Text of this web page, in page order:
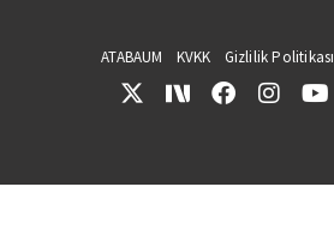
ATABAUM KVKK Gizlilik Politikası